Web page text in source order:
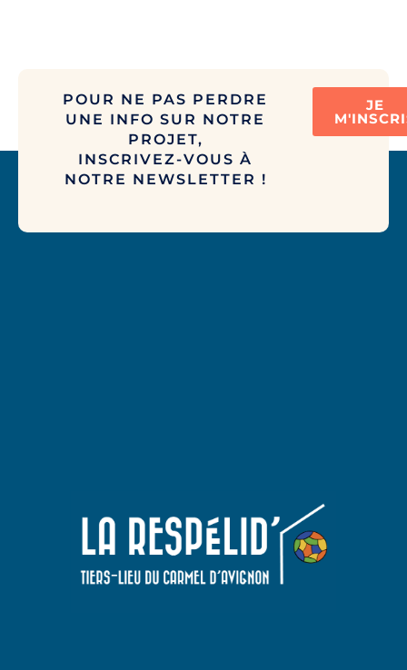
JE
POUR NE PAS PERDRE
UNE INFO SUR NOTRE
PROJET,
INSCRIVEZ-VOUS À
NOTRE NEWSLETTER !